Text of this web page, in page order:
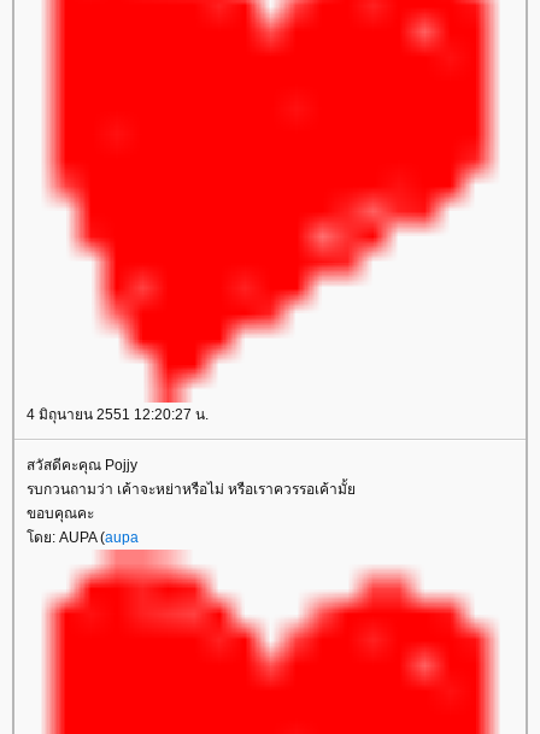
4 มิถุนายน 2551 12:20:27 น.
สวัสดีคะคุณ Pojjy
รบกวนถามว่า เค้าจะหย่าหรือไม่ หรือเราควรรอเค้ามั้
ขอบคุณคะ
ดย: AUPA (aupa